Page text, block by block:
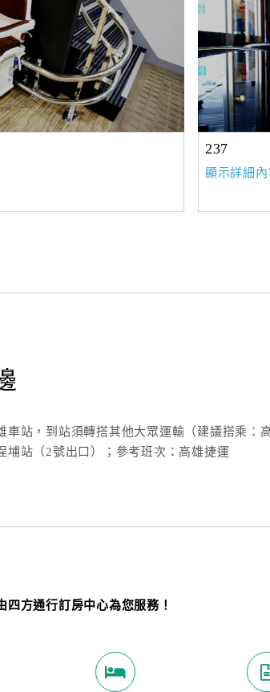
237
顯示詳細內
車站，到站須轉搭其他大眾運輸（建議搭乘：
埔站（2號出口）；參考班次：高雄捷運
方通行訂房中心為您服務！